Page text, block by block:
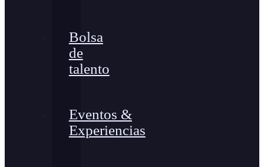
Bolsa
de
talento
Eventos &
Experiencias